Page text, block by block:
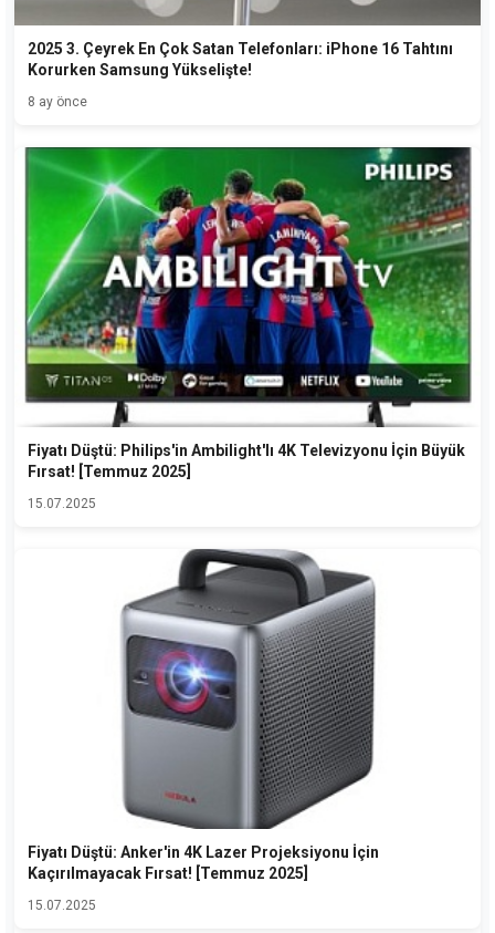
2025 3. Çeyrek En Çok Satan Telefonları: iPhone 16 Tahtını
Korurken Samsung Yükselişte!
8 ay önce
Fiyatı Düştü: Philips'in Ambilight'lı 4K Televizyonu İçin Büyük
Fırsat! [Temmuz 2025]
15.07.2025
Fiyatı Düştü: Anker'in 4K Lazer Projeksiyonu İçin
Kaçırılmayacak Fırsat! [Temmuz 2025]
15.07.2025